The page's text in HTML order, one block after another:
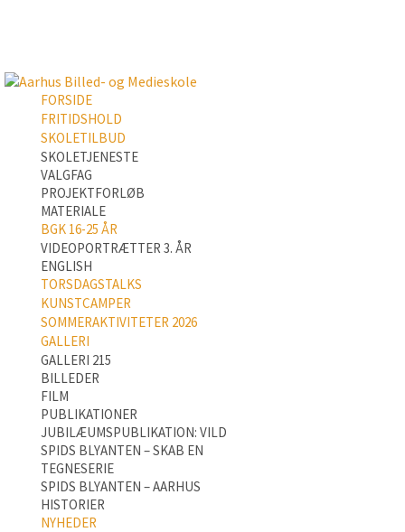
FORSIDE
FRITIDSHOLD
SKOLETILBUD
SKOLETJENESTE
VALGFAG
PROJEKTFORLØB
MATERIALE
BGK 16-25 ÅR
VIDEOPORTRÆTTER 3. ÅR
ENGLISH
TORSDAGSTALKS
KUNSTCAMPER
SOMMERAKTIVITETER 2026
GALLERI
GALLERI 215
BILLEDER
FILM
PUBLIKATIONER
JUBILÆUMSPUBLIKATION: VILD
SPIDS BLYANTEN – SKAB EN
TEGNESERIE
SPIDS BLYANTEN – AARHUS
HISTORIER
NYHEDER